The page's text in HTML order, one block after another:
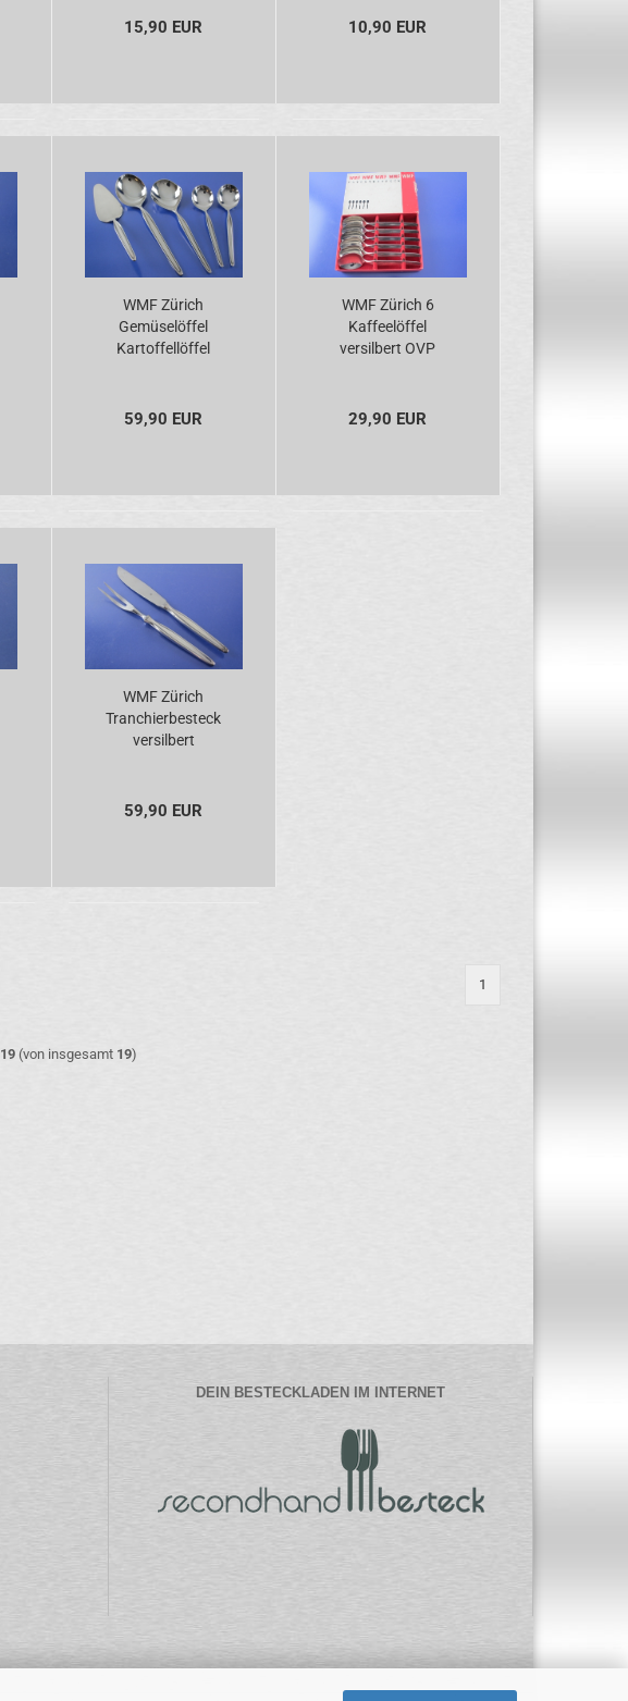
15,90 EUR 10,90 EUR
WMF Zürich
Gemüselöffel
Kartoffellöffel
versilbert
59,90 EUR
WMF Zürich 6
Kaffeelöffel
versilbert OVP
29,90 EUR
WMF Zürich
Tranchierbesteck
versilbert
59,90 EUR
1
19(von insgesamt 19)
DEIN BESTECKLADEN IM INTERNET